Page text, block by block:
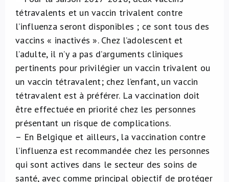
À propos de nous
NL
tétravalents et un vaccin trivalent contre
l’influenza seront disponibles ; ce sont tous des
vaccins « inactivés ». Chez l’adolescent et
l’adulte, il n’y a pas d’arguments cliniques
pertinents pour privilégier un vaccin trivalent ou
un vaccin tétravalent; chez l’enfant, un vaccin
tétravalent est à préférer. La vaccination doit
être effectuée en priorité chez les personnes
présentant un risque de complications.
– En Belgique et ailleurs, la vaccination contre
l’influenza est recommandée chez les personnes
qui sont actives dans le secteur des soins de
santé, avec comme principal objectif de protéger